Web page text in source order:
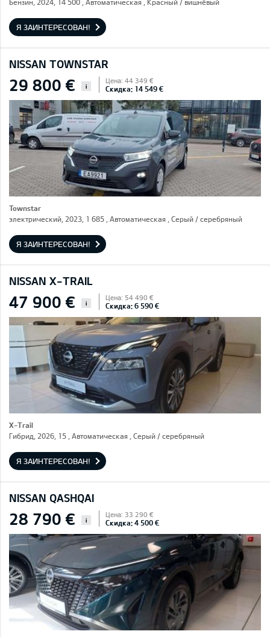
Бензин, 2024, 14 500 , Автоматическая , Красный / вишнёвый
Я ЗАИНТЕРЕСОВАН!
NISSAN TOWNSTAR
29 800 € i
Цена: 44 349 €
Скидка: 14 549 €
Townstar
электрический, 2023, 1 685 , Автоматическая , Серый / cеребряный
Я ЗАИНТЕРЕСОВАН!
NISSAN X-TRAIL
47 900 € i
Цена: 54 490 €
Скидка: 6 590 €
X-Trail
Гибрид, 2026, 15 , Автоматическая , Серый / cеребряный
Я ЗАИНТЕРЕСОВАН!
NISSAN QASHQAI
28 790 € i
Цена: 33 290 €
Скидка: 4 500 €